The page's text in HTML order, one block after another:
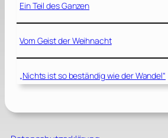
Ein Teil des Ganzen
Vom Geist der Weihnacht
„Nichts ist so beständig wie der Wandel“